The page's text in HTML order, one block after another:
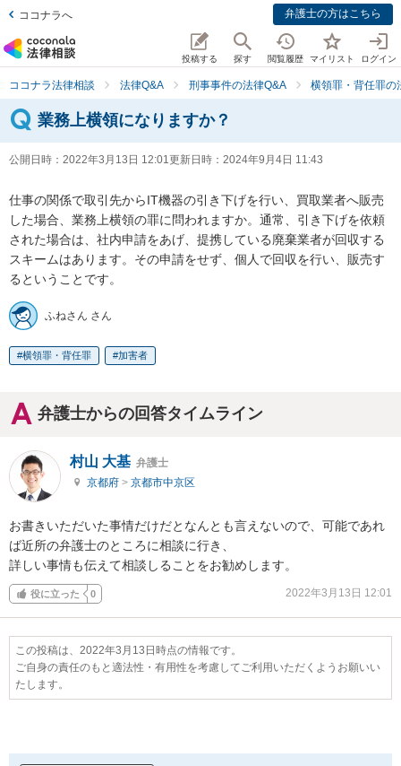
ココナラへ 弁護士の方はこちら
投稿する 探す 閲覧履歴 マイリスト ログイン
ココナラ法律相談 法律Q&A 刑事事件の法律Q&A 横領罪・背任罪の
業務上横領になりますか？
公開日時： 2022年3月13日 12:01更新日時： 2024年9月4日 11:43
仕事の関係で取引先からIT機器の引き下げを行い、買取業者へ販売
した場合、業務上横領の罪に問われますか。通常、引き下げを依頼
された場合は、社内申請をあげ、提携している廃棄業者が回収する
スキームはあります。その申請をせず、個人で回収を行い、販売す
るということです。
ふねさん さん
横領罪・背任罪 加害者
弁護士からの回答タイムライン
村山 大基 弁護士
京都府 > 京都市中京区
お書きいただいた事情だけだとなんとも言えないので、可能であれ
ば近所の弁護士のところに相談に行き、
詳しい事情も伝えて相談しることをお勧めします。
役に立った 0 2022年3月13日 12:01
この投稿は、2022年3月13日時点の情報です。
ご自身の責任のもと適法性・有用性を考慮してご利用いただくようお願いい
たします。